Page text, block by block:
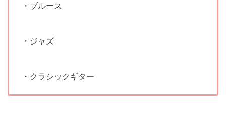
・ブルース
・ジャズ
・クラシックギター